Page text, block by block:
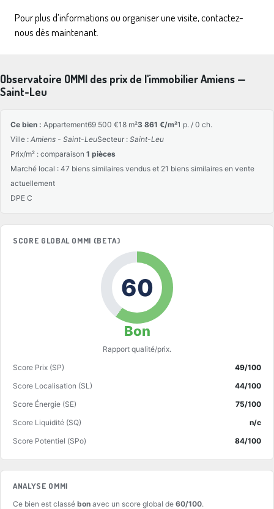
Pour plus d’informations ou organiser une visite, contactez-
nous dès maintenant.
Observatoire OMMI des prix de l'immobilier Amiens —
Saint-Leu
Ce bien : Appartement69 500 €18 m²3 861 €/m²1 p. / 0 ch.
Ville : Amiens - Saint-LeuSecteur : Saint-Leu
Prix/m² : comparaison 1 pièces
Marché local : 47 biens similaires vendus et 21 biens similaires en vente
actuellement
DPE C
SCORE GLOBAL OMMI (BETA)
60
Bon
Rapport qualité/prix.
Score Prix (SP)
49/100
Score Localisation (SL)
44/100
Score Énergie (SE)
75/100
Score Liquidité (SQ)
n/c
Score Potentiel (SPo)
84/100
ANALYSE OMMI
Ce bien est classé bon avec un score global de 60/100.